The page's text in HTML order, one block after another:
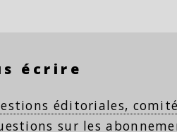
écrire
éditoriales,
sur les